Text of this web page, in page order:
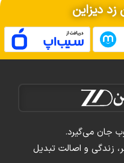
زد دیزاین
جان می‌گیرد.
زندگی و اصالت تبدیل